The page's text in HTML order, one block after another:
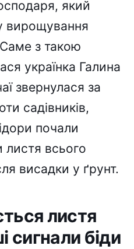
який
вирощування
з такою
українка Галина
звернулася за
садівників,
почали
листя всього
висадки у ґрунт.
листя
сигнали біди